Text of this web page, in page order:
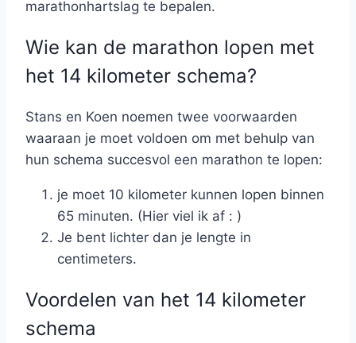
marathonhartslag te bepalen.
Wie kan de marathon lopen met
het 14 kilometer schema?
Stans en Koen noemen twee voorwaarden
waaraan je moet voldoen om met behulp van
hun schema succesvol een marathon te lopen:
je moet 10 kilometer kunnen lopen binnen
65 minuten. (Hier viel ik af : )
Je bent lichter dan je lengte in
centimeters.
Voordelen van het 14 kilometer
schema